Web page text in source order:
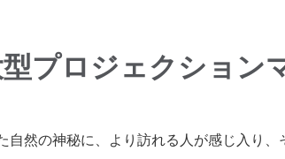
プロジェクション
自然の神秘に、より訪れる人が感じ入り